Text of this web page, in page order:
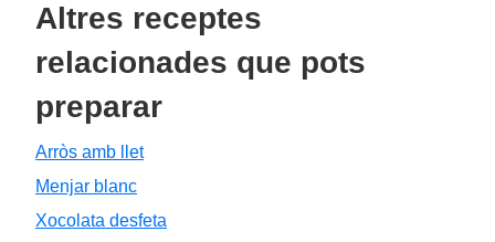
Altres receptes
relacionades que pots
preparar
Arròs amb llet
Menjar blanc
Xocolata desfeta